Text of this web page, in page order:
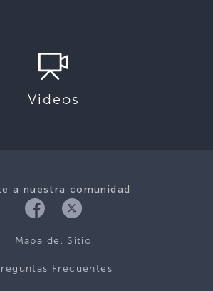
Videos
a nuestra comunidad
Mapa del Sitio
Frecuentes